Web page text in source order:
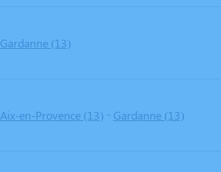
Gardanne (13)
Aix-en-Provence (13)- Gardanne (13)